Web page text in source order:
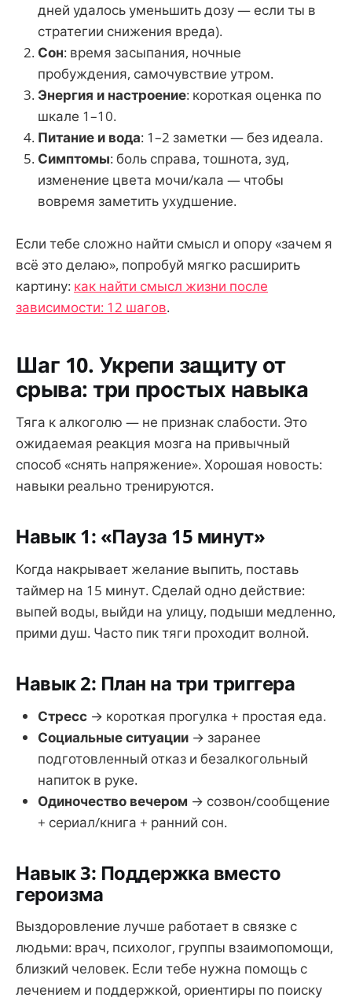
дней удалось уменьшить дозу — если ты в
стратегии снижения вреда).
Сон: время засыпания, ночные
пробуждения, самочувствие утром.
Энергия и настроение: короткая оценка по
шкале 1–10.
Питание и вода: 1–2 заметки — без идеала.
Симптомы: боль справа, тошнота, зуд,
изменение цвета мочи/кала — чтобы
вовремя заметить ухудшение.
Если тебе сложно найти смысл и опору «зачем я
всё это делаю», попробуй мягко расширить
картину: как найти смысл жизни после
зависимости: 12 шагов.
Шаг 10. Укрепи защиту от
срыва: три простых навыка
Тяга к алкоголю — не признак слабости. Это
ожидаемая реакция мозга на привычный
способ «снять напряжение». Хорошая новость:
навыки реально тренируются.
Навык 1: «Пауза 15 минут»
Когда накрывает желание выпить, поставь
таймер на 15 минут. Сделай одно действие:
выпей воды, выйди на улицу, подыши медленно,
прими душ. Часто пик тяги проходит волной.
Навык 2: План на три триггера
Стресс → короткая прогулка + простая еда.
Социальные ситуации → заранее
подготовленный отказ и безалкогольный
напиток в руке.
Одиночество вечером → созвон/сообщение
+ сериал/книга + ранний сон.
Навык 3: Поддержка вместо
героизма
Выздоровление лучше работает в связке с
людьми: врач, психолог, группы взаимопомощи,
близкий человек. Если тебе нужна помощь с
лечением и поддержкой, ориентиры по поиску